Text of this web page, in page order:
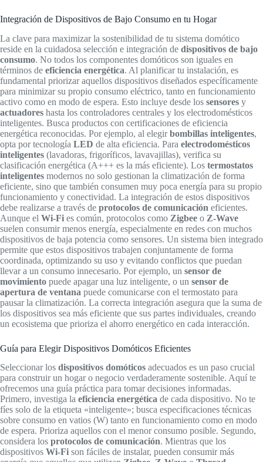
Integración de Dispositivos de Bajo Consumo en tu Hogar
La clave para maximizar la sostenibilidad de tu sistema domótico
reside en la cuidadosa selección e integración de dispositivos de bajo
consumo. No todos los componentes domóticos son iguales en
términos de eficiencia energética. Al planificar tu instalación, es
fundamental priorizar aquellos dispositivos diseñados específicamente
para minimizar su propio consumo eléctrico, tanto en funcionamiento
activo como en modo de espera. Esto incluye desde los sensores y
actuadores hasta los controladores centrales y los electrodomésticos
inteligentes. Busca productos con certificaciones de eficiencia
energética reconocidas. Por ejemplo, al elegirbombillas inteligentes,
opta por tecnología LED de alta eficiencia. Para electrodomésticos
inteligentes (lavadoras, frigoríficos, lavavajillas), verifica su
clasificación energética (A+++ es la más eficiente). Los termostatos
inteligentes modernos no solo gestionan la climatización de forma
eficiente, sino que también consumen muy poca energía para su propio
funcionamiento y conectividad. La integración de estos dispositivos
debe realizarse a través de protocolos de comunicación eficientes.
Aunque el Wi-Fi es común, protocolos como Zigbee o Z-Wave
suelen consumir menos energía, especialmente en redes con muchos
dispositivos de baja potencia como sensores. Un sistema bien integrado
permite que estos dispositivos trabajen conjuntamente de forma
coordinada, optimizando su uso y evitando conflictos que puedan
llevar a un consumo innecesario. Por ejemplo, un sensor de
movimiento puede apagar una luz inteligente, o un sensor de
apertura de ventana puede comunicarse con el termostato para
pausar la climatización. La correcta integración asegura que la suma de
los dispositivos sea más eficiente que sus partes individuales, creando
un ecosistema que prioriza el ahorro energético en cada interacción.
Guía para Elegir Dispositivos Domóticos Eficientes
Seleccionar los dispositivos domóticos adecuados es un paso crucial
para construir un hogar o negocio verdaderamente sostenible. Aquí te
ofrecemos una guía práctica para tomar decisiones informadas.
Primero, investiga la eficiencia energética de cada dispositivo. No te
fíes solo de la etiqueta «inteligente»; busca especificaciones técnicas
sobre consumo en vatios (W) tanto en funcionamiento como en modo
de espera. Prioriza aquellos con el menor consumo posible. Segundo,
considera los protocolos de comunicación. Mientras que los
dispositivos Wi-Fi son fáciles de instalar, pueden consumir más